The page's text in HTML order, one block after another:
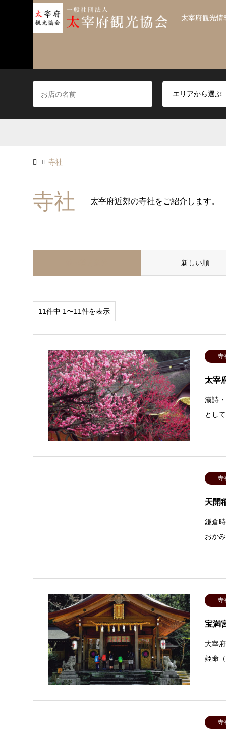
太宰府観光情
寺社
寺社 太宰府近郊の寺社をご紹介します。
新しい順
11件中 1〜11件を表示
寺
太宰
漢詩
とし
寺
天開
鎌倉
おか
寺
宝満
大宰
姫命
寺